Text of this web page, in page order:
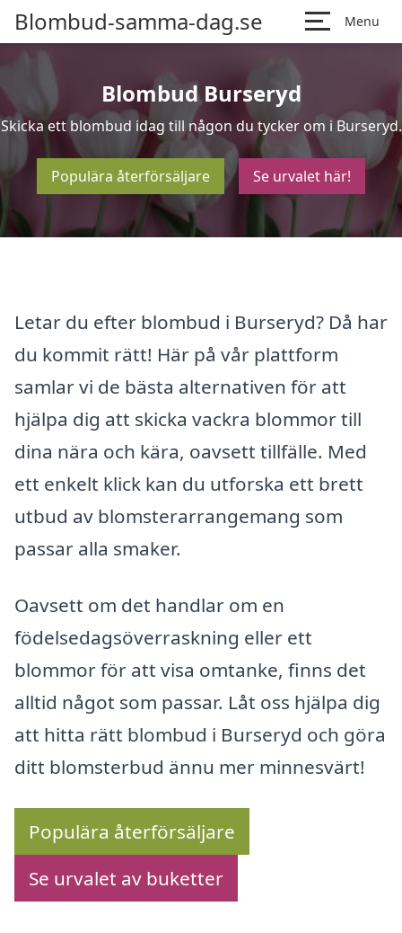
Blombud-samma-dag.se Menu
Blombud Burseryd
Skicka ett blombud idag till någon du tycker om i Burseryd.
Populära återförsäljare Se urvalet här!
Letar du efter blombud i Burseryd? Då har
du kommit rätt! Här på vår plattform
samlar vi de bästa alternativen för att
hjälpa dig att skicka vackra blommor till
dina nära och kära, oavsett tillfälle. Med
ett enkelt klick kan du utforska ett brett
utbud av blomsterarrangemang som
passar alla smaker.
Oavsett om det handlar om en
födelsedagsöverraskning eller ett
blommor för att visa omtanke, finns det
alltid något som passar. Låt oss hjälpa dig
att hitta rätt blombud i Burseryd och göra
ditt blomsterbud ännu mer minnesvärt!
Populära återförsäljare
Se urvalet av buketter